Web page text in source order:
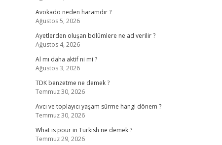
Avokado neden haramdır ?
Ağustos 5, 2026
Ayetlerden oluşan bölümlere ne ad verilir ?
Ağustos 4, 2026
Al mı daha aktif ni mi ?
Ağustos 3, 2026
TDK benzetme ne demek ?
Temmuz 30, 2026
Avcı ve toplayıcı yaşam sürme hangi dönem ?
Temmuz 30, 2026
What is pour in Turkish ne demek ?
Temmuz 29, 2026